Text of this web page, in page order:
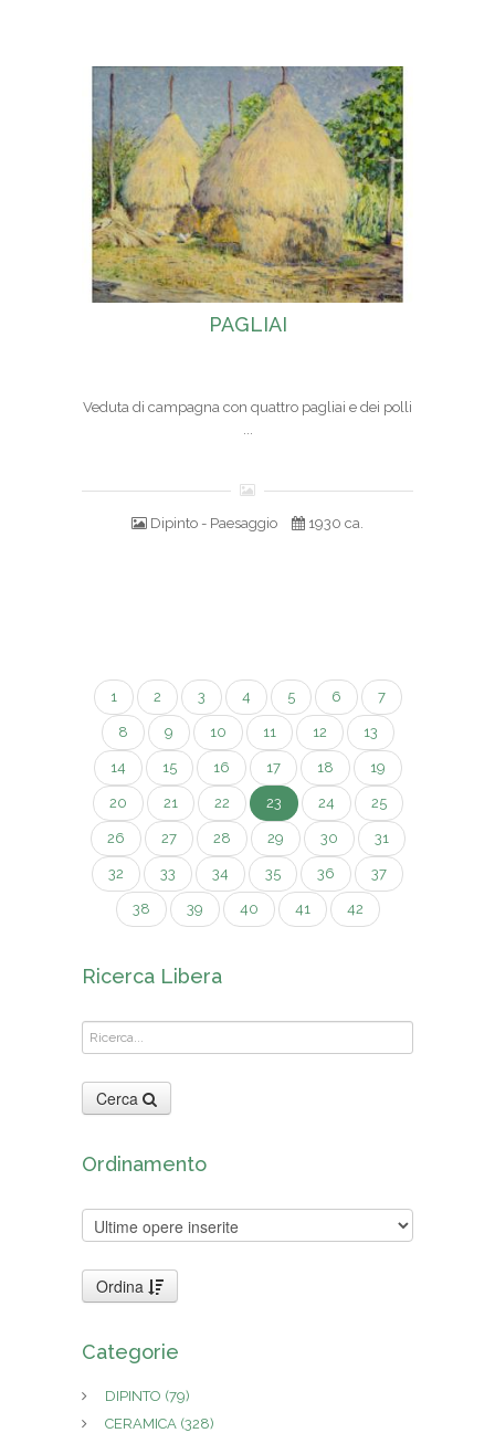
PAGLIAI
Veduta di campagna con quattro pagliai e dei polli
...
Dipinto - Paesaggio 1930 ca.
1 2 3 4 5 6 7
8 9 10 11 12 13
14 15 16 17 18 19
20 21 22 23 24 25
26 27 28 29 30 31
32 33 34 35 36 37
38 39 40 41 42
Ricerca Libera
Cerca
Ordinamento
Ordina
Categorie
DIPINTO (79)
CERAMICA (328)